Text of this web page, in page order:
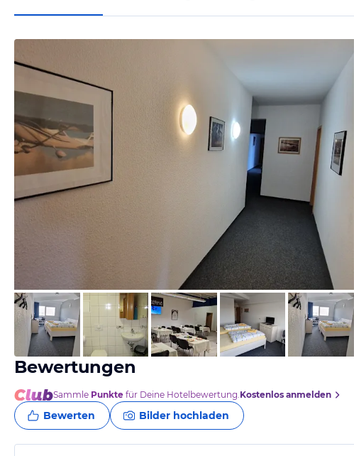
von Expedia
Bewertungen
Sammle Punkte für Deine Hotelbewertung.Kostenlos anmelden
Bewerten Bilder hochladen